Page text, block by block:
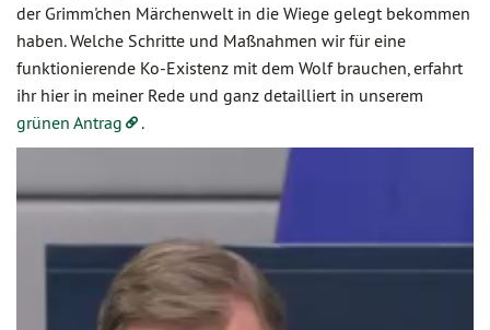
der Grimm'chen Märchenwelt in die Wiege gelegt bekommen
haben. Welche Schritte und Maßnahmen wir für eine
funktionierende Ko-Existenz mit dem Wolf brauchen, erfahrt
ihr hier in meiner Rede und ganz detailliert in unserem
grünen Antrag
.